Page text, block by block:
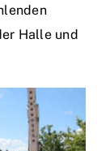
Halle und